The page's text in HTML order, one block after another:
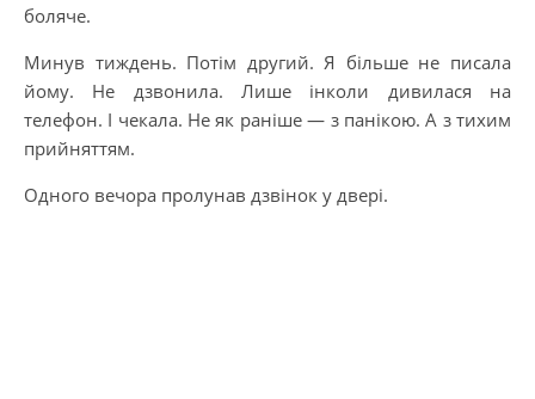
боляче.
Минув тиждень. Потім другий. Я більше не писала
йому. Не дзвонила. Лише інколи дивилася на
телефон. І чекала. Не як раніше — з панікою. А з тихим
прийняттям.
Одного вечора пролунав дзвінок у двері.